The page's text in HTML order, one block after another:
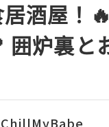
酒屋！
囲炉裏と
ChillMyBabe